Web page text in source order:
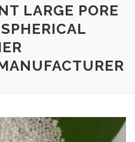
CATALYST-CARRIER
SERVICES
LARGE PORE